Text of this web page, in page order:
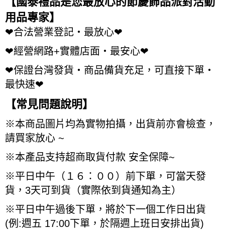
用品專家】
❤合法營業登記・最放心❤
❤經營網路+實體店面・最安心❤
❤保證台灣發貨・商品備貨充足，可直接下單・
最快速❤
【常見問題說明】
※本商品圖片均為實物拍攝，出貨前亦會檢查，
請買家放心 ~
※本產品支持超商取貨付款 安全保障~
※平日中午（１６：００）前下單，可當天發
貨， 3天可到貨（實際依到貨通知為主）
※平日中午過後下單，將於下一個工作日出貨
(例 :週五 17:00下單，於隔週上班日安排出貨)